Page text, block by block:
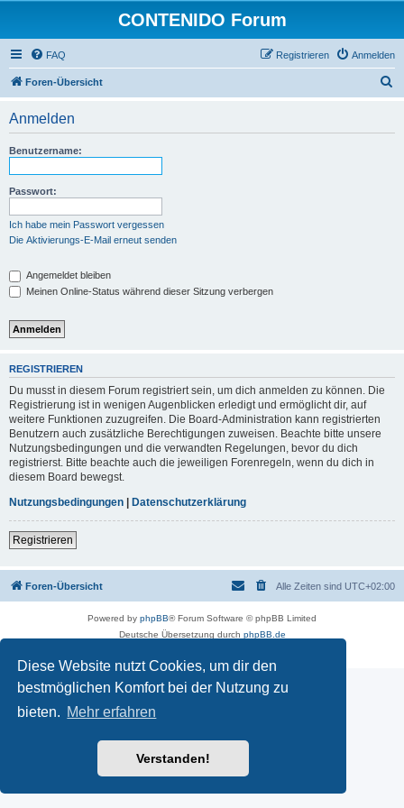
Diese Website nutzt Cookies, um dir den
bestmöglichen Komfort bei der Nutzung zu
bieten. Mehr erfahren
Verstanden!
CONTENIDO Forum
FAQ Anmelden
Registrieren
Foren-Übersicht
Anmelden
Benutzername:
Passwort:
Ich habe mein Passwort vergessen
Die Aktivierungs-E-Mail erneut senden
Angemeldet bleiben
Meinen Online-Status während dieser Sitzung verbergen
REGISTRIEREN
Du musst in diesem Forum registriert sein, um dich anmelden zu können. Die
Registrierung ist in wenigen Augenblicken erledigt und ermöglicht dir, auf
weitere Funktionen zuzugreifen. Die Board-Administration kann registrierten
Benutzern auch zusätzliche Berechtigungen zuweisen. Beachte bitte unsere
Nutzungsbedingungen und die verwandten Regelungen, bevor du dich
registrierst. Bitte beachte auch die jeweiligen Forenregeln, wenn du dich in
diesem Board bewegst.
Nutzungsbedingungen | Datenschutzerklärung
Registrieren
Foren-Übersicht Alle Zeiten sind UTC+02:00
Powered by phpBB® Forum Software © phpBB Limited
Deutsche Übersetzung durch phpBB.de